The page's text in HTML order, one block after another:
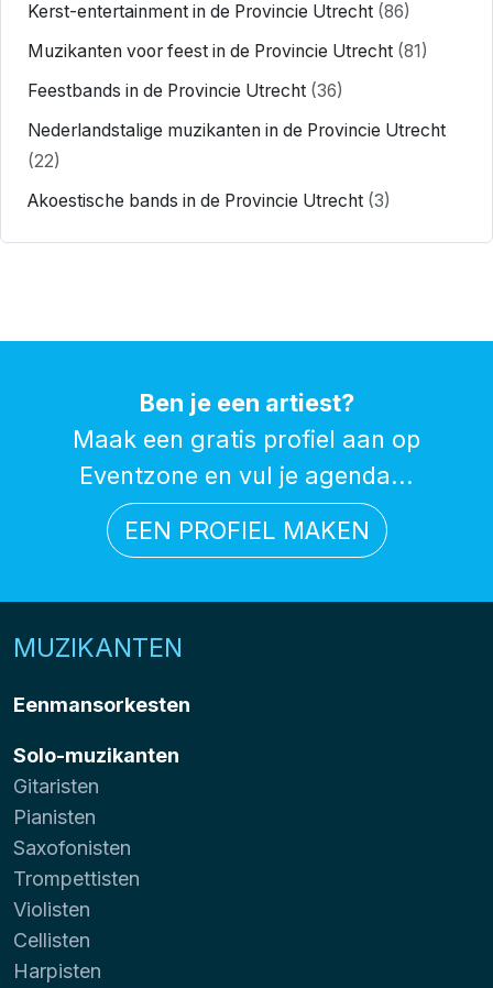
Kerst-entertainment in de Provincie Utrecht (86)
Muzikanten voor feest in de Provincie Utrecht (81)
Feestbands in de Provincie Utrecht (36)
Nederlandstalige muzikanten in de Provincie Utrecht
(22)
Akoestische bands in de Provincie Utrecht (3)
Ben je een artiest?
Maak een gratis profiel aan op
Eventzone en vul je agenda...
EEN PROFIEL MAKEN
MUZIKANTEN
Eenmansorkesten
Solo-muzikanten
Gitaristen
Pianisten
Saxofonisten
Trompettisten
Violisten
Cellisten
Harpisten